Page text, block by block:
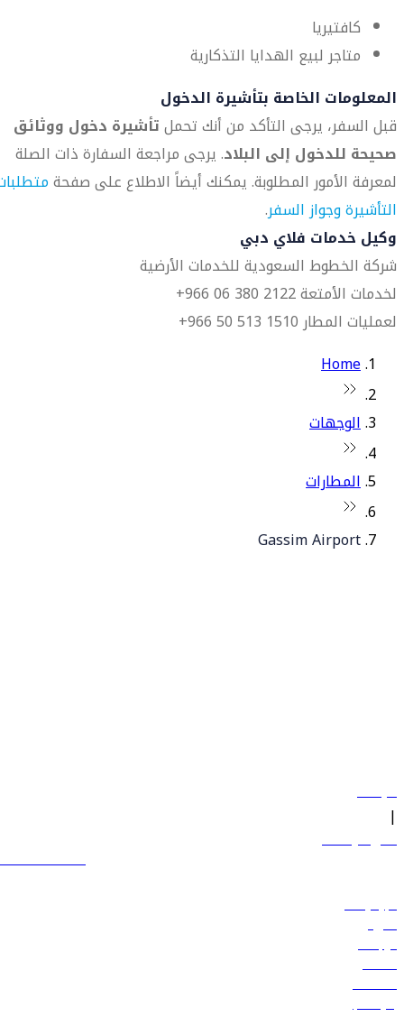
كافتيريا
متاجر لبيع الهدايا التذكارية
المعلومات الخاصة بتأشيرة الدخول
قبل السفر، يرجى التأكد من أنك تحملتأشيرة دخول ووثائق
صحيحة للدخول إلى البلاد. يرجى مراجعة السفارة ذات الصلة
لمعرفة الأمور المطلوبة. يمكنك أيضاً الاطلاع على صفحة
التأشيرة وجواز السفر.
وكيل خدمات فلاي دبي
شركة الخطوط السعودية للخدمات الأرضية
لخدمات الأمتعة 2122 380 06 966+
لعمليات المطار 1510 513 50 966+
Home
الوجهات
المطارات
Gassim Airport
سياساتنا
|
الشروط والأحكام
600 544 445
حجز الرحلات
العروض
الوجهات
الأمتعة
المساعدة
إدارة الحجز